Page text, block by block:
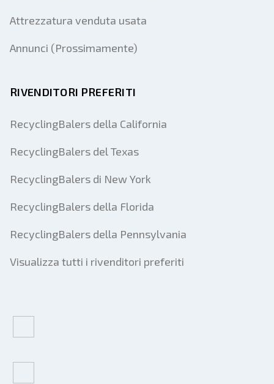
Attrezzatura venduta usata
Annunci (Prossimamente)
RIVENDITORI PREFERITI
RecyclingBalers della California
RecyclingBalers del Texas
RecyclingBalers di New York
RecyclingBalers della Florida
RecyclingBalers della Pennsylvania
Visualizza tutti i rivenditori preferiti